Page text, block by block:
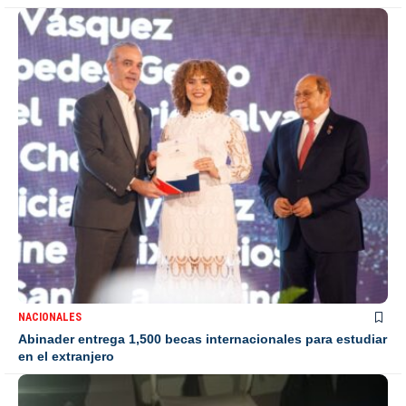
NACIONALES
Abinader entrega 1,500 becas internacionales para estudiar
en el extranjero